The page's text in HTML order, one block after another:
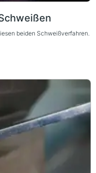
beiden Schweißverfahren.